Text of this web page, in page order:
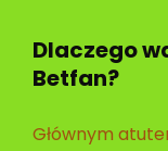
Dlaczego
Betfan?
Głównym